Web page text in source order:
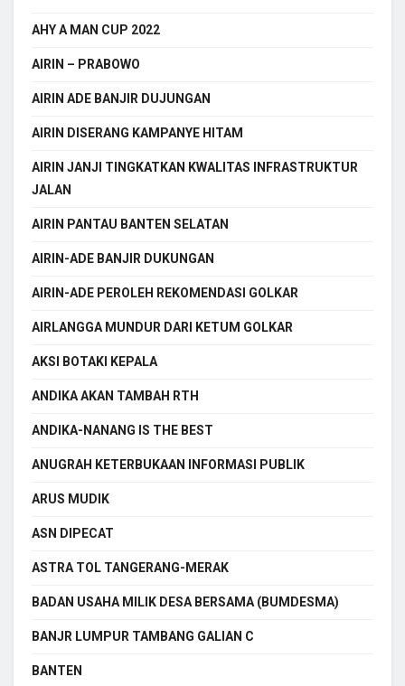
AHY A MAN CUP 2022
AIRIN – PRABOWO
AIRIN ADE BANJIR DUJUNGAN
AIRIN DISERANG KAMPANYE HITAM
AIRIN JANJI TINGKATKAN KWALITAS INFRASTRUKTUR
JALAN
AIRIN PANTAU BANTEN SELATAN
AIRIN-ADE BANJIR DUKUNGAN
AIRIN-ADE PEROLEH REKOMENDASI GOLKAR
AIRLANGGA MUNDUR DARI KETUM GOLKAR
AKSI BOTAKI KEPALA
ANDIKA AKAN TAMBAH RTH
ANDIKA-NANANG IS THE BEST
ANUGRAH KETERBUKAAN INFORMASI PUBLIK
ARUS MUDIK
ASN DIPECAT
ASTRA TOL TANGERANG-MERAK
BADAN USAHA MILIK DESA BERSAMA (BUMDESMA)
BANJR LUMPUR TAMBANG GALIAN C
BANTEN